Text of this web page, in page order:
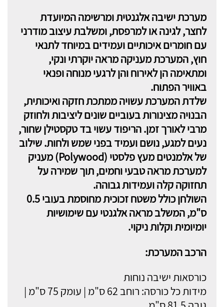
מערכת ישיבה אלגנטית ומרשימה המיועדת
לחצר, לגינה או למרפסת, ומשלבת עיצוב מודרני
עם חומרים איכותיים ועמידים במיוחד לתנאי
חוץ, המערכת מעניקה מראה יוקרתי ונקי,
ומתאימה הן לאירוח והן לרגעי מנוחה ופנאי
באוויר הפתוח.
שלדת המערכת עשויה ממתכת חזקה ואיכותית,
הבנויה מצינורות בעוביים שונים ליציבות ולחוזק
מרבי לאורך זמן. הריפוד עשוי בד טקסטילן שחור,
נעים למגע, נושם ועמיד בפני שמש ולחות. שילוב
של אלמנטים מעץ פלסטי (Polywood) מעניק
למערכת מראה טבעי וחמים, תוך שמירה על
תחזוקה קלה ועמידות גבוהה.
השולחן כולל משטח זכוכית מחוסמת בעובי 0.5
ס"מ, המשלב מראה אלגנטי עם שימושיות
יומיומית וקלות ניקוי.
הרכב המערכת:
כורסאות ישיבה נוחות
מידות כל כורסה: רוחב 62 ס"מ | עומק 75 ס"מ |